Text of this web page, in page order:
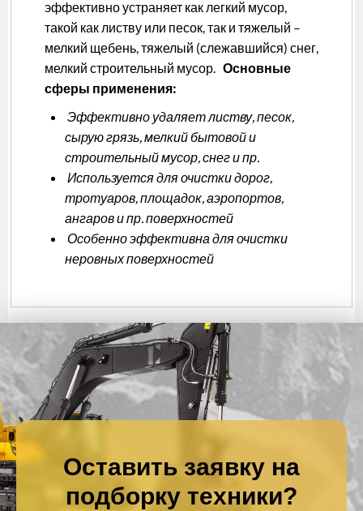
эффективно устраняет как легкий мусор,
такой как листву или песок, так и тяжелый –
мелкий щебень, тяжелый (слежавшийся) снег,
мелкий строительный мусор. Основные
сферы применения:
Эффективно удаляет листву, песок,
сырую грязь, мелкий бытовой и
строительный мусор, снег и пр.
Используется для очистки дорог,
тротуаров, площадок, аэропортов,
ангаров и пр. поверхностей
Особенно эффективна для очистки
неровных поверхностей
Оставить заявку на
подборку техники?